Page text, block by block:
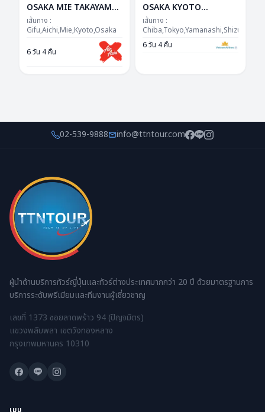
OSAKA MIE TAKAYAMA
NABANANO
ILLUMINATION
DAYFLIGHT BY XJ 6D
4N"ซุปตาร์...เสน่ห์แห่งอิเสะ
หิมะแห่งกิฟุ ต้อนรับปีใหม่"
เส้นทาง :
Gifu,Aichi,Mie,Kyoto,Osaka
6 วัน 4 คืน
OSAKA KYOTO
TAKAYAMA FUJI TOKYO
NEW YEAR 6D4N BY VN
-- DEC'26 - JAN'27 ---
เส้นทาง :
6 วัน 4 คืน
02-539-9888 info@ttntour.com
ผู้นำด้านบริการทัวร์ญี่ปุ่นและทัวร์ต่างประเทศมากกว่า 20 ปี ด้วยมาตรฐานการ
บริการระดับพรีเมียมและทีมงานผู้เชี่ยวชาญ
เลขที่ 1373 ซอยลาดพร้าว 94 (ปัญจมิตร)
แขวงพลับพลา เขตวังทองหลาง
กรุงเทพมหานคร 10310
เมนู